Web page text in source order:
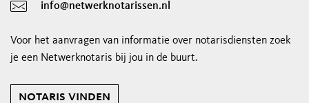
info@netwerknotarissen.nl
Voor het aanvragen van informatie over notarisdiensten zoek
je een Netwerknotaris bij jou in de buurt.
notaris vinden